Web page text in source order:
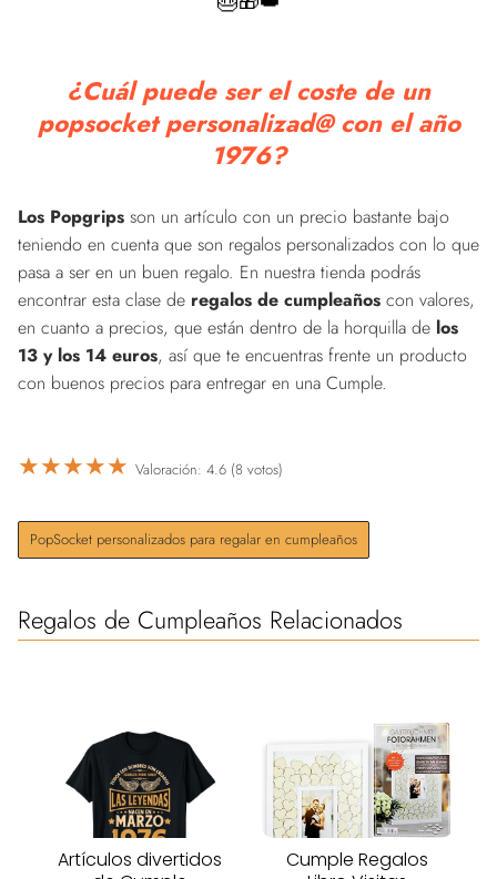
¿Cuál puede ser el coste de un
popsocket personalizad@ con el año
1976?
Los Popgrips son un artículo con un precio bastante bajo
teniendo en cuenta que son regalos personalizados con lo que
pasa a ser en un buen regalo. En nuestra tienda podrás
encontrar esta clase de regalos de cumpleaños con valores,
en cuanto a precios, que están dentro de la horquilla de los
13 y los 14 euros, así que te encuentras frente un producto
con buenos precios para entregar en una Cumple.
★★★★★ Valoración: 4.6 (8 votos)
PopSocket personalizados para regalar en cumpleaños
Regalos de Cumpleaños Relacionados
Artículos divertidos
Cumple Regalos